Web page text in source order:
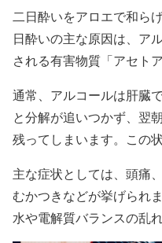
二日酔いをアロエで和ら
日酔いの主な原因は、ア
される有害物質「アセト
通常、アルコールは肝臓
と分解が追いつかず、翌
残ってしまいます。この
主な症状としては、頭痛
むかつきなどが挙げられ
水や電解質バランスの乱